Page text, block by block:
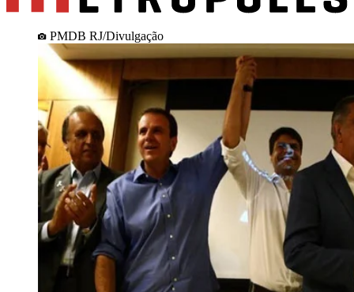
PMDB RJ/Divulgação